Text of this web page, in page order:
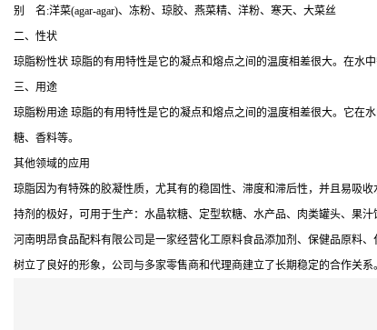
别 名:洋菜(agar-agar)、冻粉、琼胶、燕菜精、洋粉、寒天、大菜丝
二、性状
琼脂粉性状 琼脂的有用特性是它的凝点和熔点之间的温度相差很大。在水
三、用途
琼脂粉用途 琼脂的有用特性是它的凝点和熔点之间的温度相差很大。它
糖、香料等。
其他领域的应用
琼脂因为有特殊的胶凝性质，尤其有的稳固性、滞度和滞后性，并且易吸
持剂的极好，可用于生产：水晶软糖、定型软糖、水产品、肉类罐头、果
河南明昂食品配料有限公司是一家经营化工原料食品添加剂、保健品原料
树立了良好的形象，公司与多家零售商和代理商建立了长期稳定的合作关